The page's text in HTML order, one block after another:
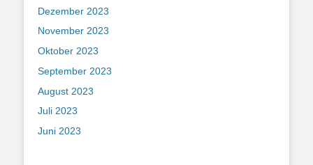
Dezember 2023
November 2023
Oktober 2023
September 2023
August 2023
Juli 2023
Juni 2023